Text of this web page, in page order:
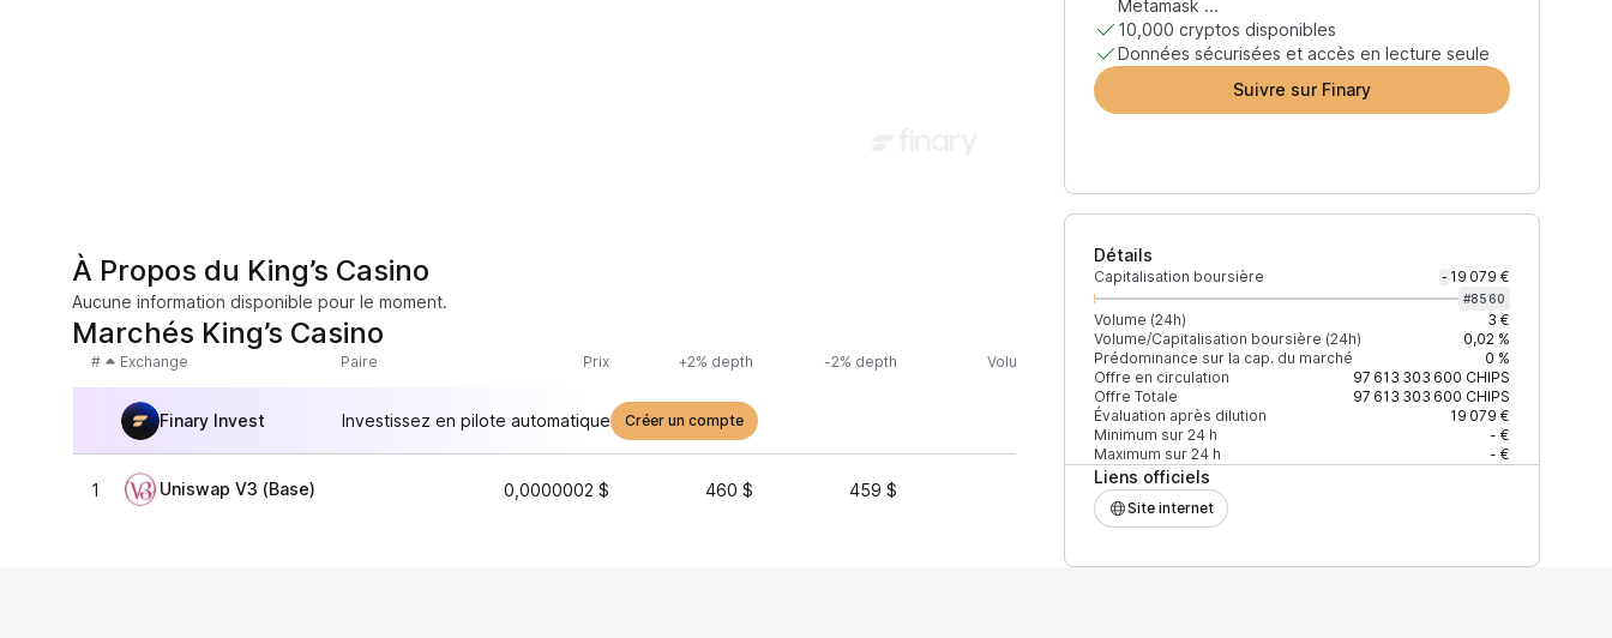
Metamask ...
10,000 cryptos disponibles
Données sécurisées et accès en lecture seule
Suivre sur Finary
Détails
Capitalisation boursière - 19 079 €
#8560
Volume (24h)
3 €
Volume/Capitalisation boursière (24h)
0,02 %
Prédominance sur la cap. du marché
0 %
Offre en circulation
97 613 303 600 CHIPS
Offre Totale
97 613 303 600 CHIPS
Évaluation après dilution
19 079 €
Minimum sur 24 h
- €
Maximum sur 24 h
- €
Liens officiels
Site internet
À Propos du King’s Casino
Aucune information disponible pour le moment.
Marchés King’s Casino
# Exchange Paire Prix +2% depth -2% depth Volume (24h) % du volume Confiance Mis à jour
Finary Invest Investissez en pilote automatique Créer un compte
1 Uniswap V3 (Base) 0,0000002 $ 460 $ 459 $ 100 %